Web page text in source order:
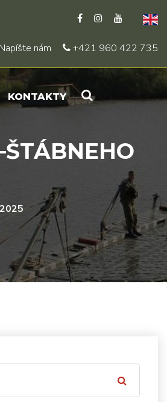
Napíšte nám +421 960 422 735
KONTAKTY